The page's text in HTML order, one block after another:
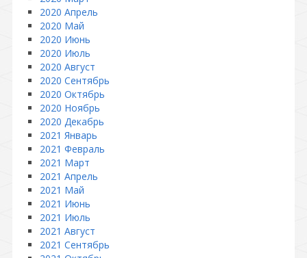
2020 Апрель
2020 Май
2020 Июнь
2020 Июль
2020 Август
2020 Сентябрь
2020 Октябрь
2020 Ноябрь
2020 Декабрь
2021 Январь
2021 Февраль
2021 Март
2021 Апрель
2021 Май
2021 Июнь
2021 Июль
2021 Август
2021 Сентябрь